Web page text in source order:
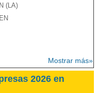
(LA)
Mostrar más»
2026 en